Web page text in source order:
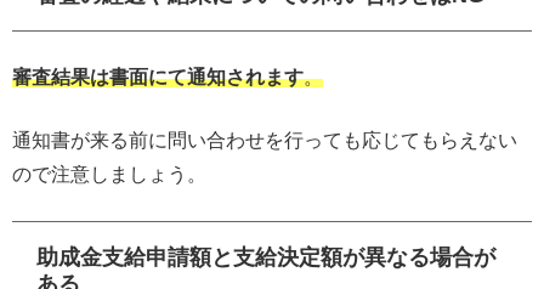
審査結果は書面にて通知されます。
通知書が来る前に問い合わせを行っても応じてもらえない
ので注意しましょう。
助成金支給申請額と支給決定額が異なる場合が